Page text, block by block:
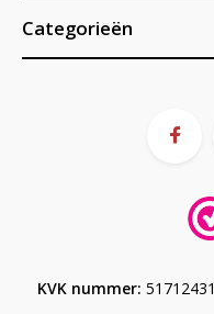
Categorieën
KVK nummer: 51712431